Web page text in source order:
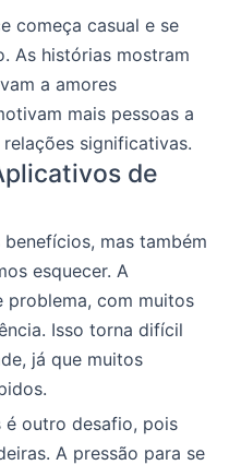
começa casual e se
As histórias mostram
a amores
mais pessoas a
significativas.
de
mas também
esquecer. A
problema, com muitos
Isso torna difícil
já que muitos
é outro desafio, pois
A pressão para se